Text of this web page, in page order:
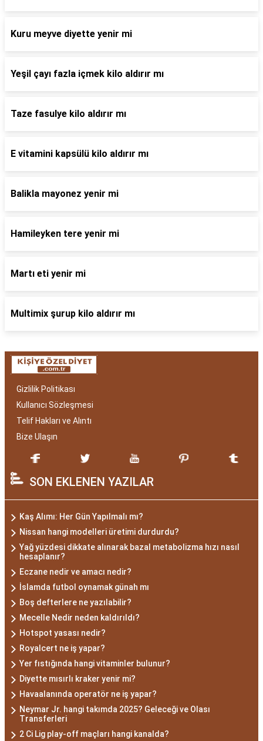
Kuru meyve diyette yenir mi
Yeşil çayı fazla içmek kilo aldırır mı
Taze fasulye kilo aldırır mı
E vitamini kapsülü kilo aldırır mı
Balikla mayonez yenir mi
Hamileyken tere yenir mi
Martı eti yenir mi
Multimix şurup kilo aldırır mı
Gizlilik Politikası
Kullanıcı Sözleşmesi
Telif Hakları ve Alıntı
Bize Ulaşın
SON EKLENEN YAZILAR
Kaş Alımı: Her Gün Yapılmalı mı?
Nissan hangi modelleri üretimi durdurdu?
Yağ yüzdesi dikkate alınarak bazal metabolizma hızı nasıl
hesaplanır?
Eczane nedir ve amacı nedir?
İslamda futbol oynamak günah mı
Boş defterlere ne yazılabilir?
Mecelle Nedir neden kaldırıldı?
Hotspot yasası nedir?
Royalcert ne iş yapar?
Yer fıstığında hangi vitaminler bulunur?
Diyette mısırlı kraker yenir mi?
Havaalanında operatör ne iş yapar?
Neymar Jr. hangi takımda 2025? Geleceği ve Olası
Transferleri
2 Ci Lig play-off maçları hangi kanalda?